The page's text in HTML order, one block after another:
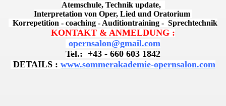
Atemschule, Technik update,
Interpretation von Oper, Lied und Oratorium
Korrepetition - coaching - Auditiontraining - Sprechtechnik
KONTAKT & ANMELDUNG :
opernsalon@gmail.com
Tel.: +43 - 660 603 1842
DETAILS : www.sommerakademie-opernsalon.com